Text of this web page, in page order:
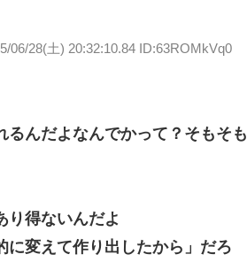
06/28(土) 20:32:10.84 ID:63ROMkVq0
るんだよなんでかって？そもそも
り得ないんだよ
に変えて作り出したから」だろ